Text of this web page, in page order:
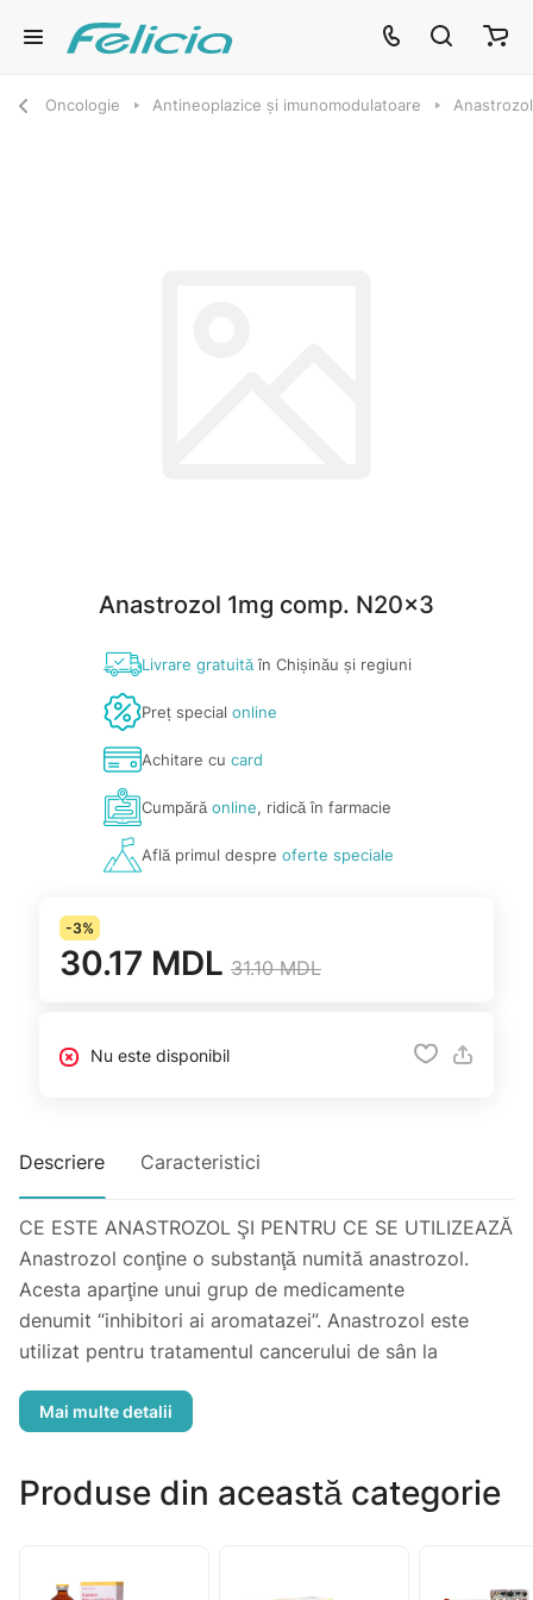
Oncologie Antineoplazice și imunomodulatoare
Anastrozol 1mg comp. N20x3
Livrare gratuităîn Chișinău și regiuni
Preț special online
Achitare cu card
Cumpărăonline, ridică în farmacie
Află primul despre oferte speciale
-3%
30.17 MDL 31.10 MDL
Nu este disponibil
Descriere Caracteristici
CE ESTE ANASTROZOL ŞI PENTRU CE SE UTILIZEAZĂ
Anastrozol conţine o substanţă numită anastrozol.
Acesta aparţine unui grup de medicamente
denumit “inhibitori ai aromatazei”. Anastrozol este
utilizat pentru tratamentul cancerului de sân la
Anastrozol acţionează prin scăderea cantităţii de
dumneavoastră. Medicamentul face acest lucru prin
blocarea unei substanţe naturale (o enzimă) din
Produse din această categorie